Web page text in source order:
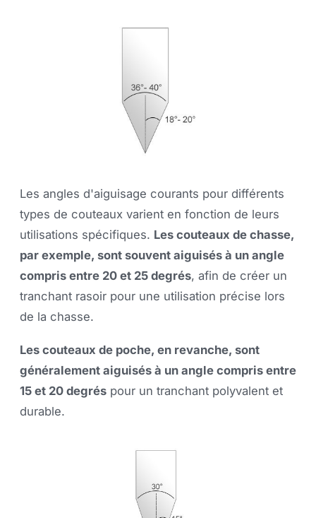
Les angles d'aiguisage courants pour différents
types de couteaux varient en fonction de leurs
utilisations spécifiques. Les couteaux de chasse,
par exemple, sont souvent aiguisés à un angle
compris entre 20 et 25 degrés, afin de créer un
tranchant rasoir pour une utilisation précise lors
de la chasse.
Les couteaux de poche, en revanche, sont
généralement aiguisés à un angle compris entre
15 et 20 degrés pour un tranchant polyvalent et
durable.